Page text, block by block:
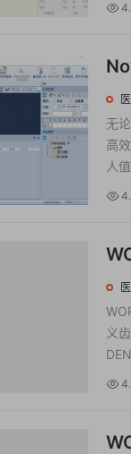
仪
无
高
人
义